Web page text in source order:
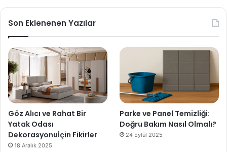
Son Eklenenen Yazılar
Göz Alıcı ve Rahat Bir
Yatak Odası
Dekorasyonuİçin Fikirler
18 Aralık 2025
Parke ve Panel Temizliği:
Doğru Bakım Nasıl Olmalı?
24 Eylül 2025